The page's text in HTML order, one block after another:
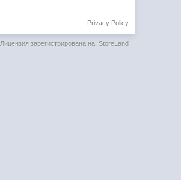
Privacy Policy
Лицензия зарегистрирована на: StoreLand